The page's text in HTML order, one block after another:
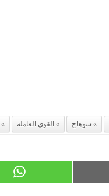
سوهاج القوى العاملة